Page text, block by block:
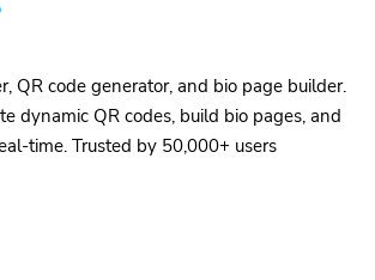
QR code generator, and bio page builder.
dynamic QR codes, build bio pages, and
time. Trusted by 50,000+ users